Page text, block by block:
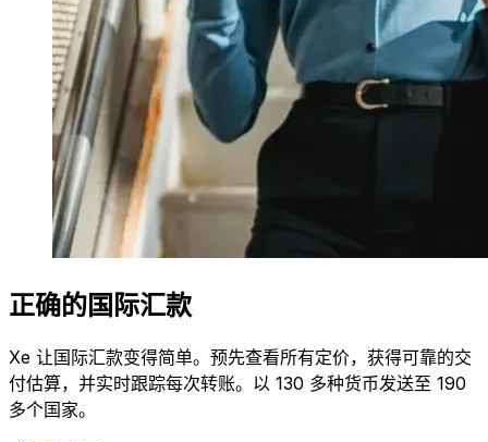
正确的国际汇款
Xe 让国际汇款变得简单。预先查看所有定价，获得可靠的交
付估算，并实时跟踪每次转账。以 130 多种货币发送至 190
多个国家。